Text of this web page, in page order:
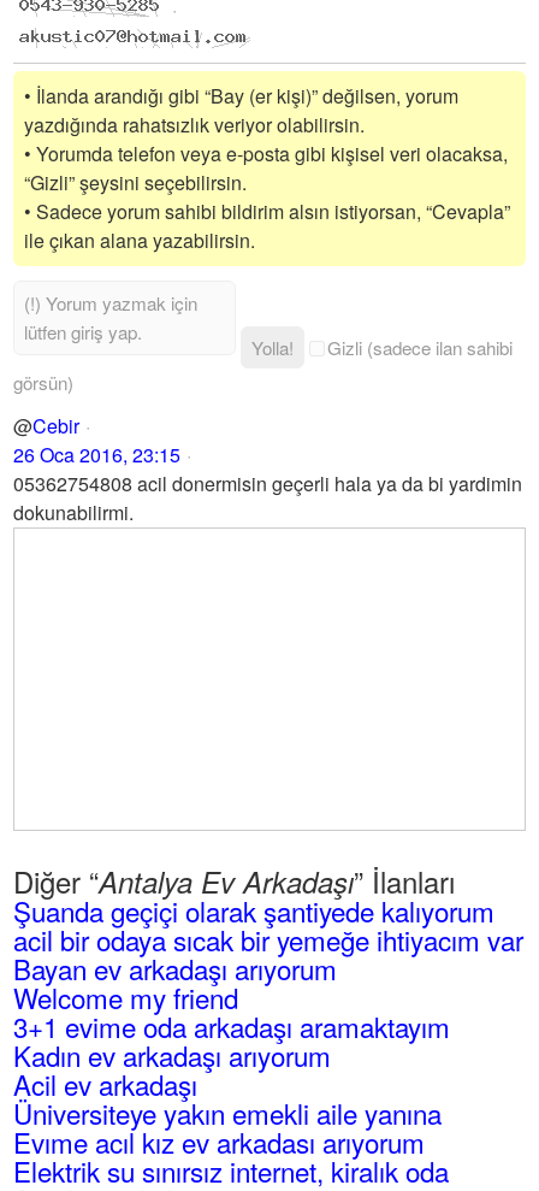
• İlanda arandığı gibi “Bay (er kişi)” değilsen, yorum
yazdığında rahatsızlık veriyor olabilirsin.
• Yorumda telefon veya e-posta gibi kişisel veri olacaksa,
“Gizli” şeysini seçebilirsin.
• Sadece yorum sahibi bildirim alsın istiyorsan, “Cevapla”
ile çıkan alana yazabilirsin.
Yolla!
Gizli (sadece ilan sahibi
görsün)
@Cebir
26 Oca 2016, 23:15
05362754808 acil donermisin geçerli hala ya da bi yardimin
dokunabilirmi.
Diğer “Antalya Ev Arkadaşı” İlanları
Şuanda geçiçi olarak şantiyede kalıyorum
acil bir odaya sıcak bir yemeğe ihtiyacım var
Bayan ev arkadaşı arıyorum
Welcome my friend
3+1 evime oda arkadaşı aramaktayım
Kadın ev arkadaşı arıyorum
Acil ev arkadaşı
Üniversiteye yakın emekli aile yanına
Evıme acıl kız ev arkadası arıyorum
Elektrik su sınırsız internet, kiralık oda